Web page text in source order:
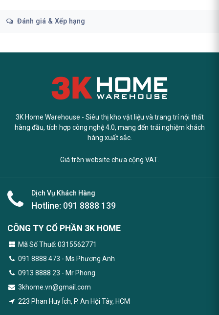
Đánh giá & Xếp hạng
3K Home Warehouse - Siêu thị kho vật liệu và trang trí nội thất
hàng đầu, tích hợp công nghệ 4.0, mang đến trải nghiệm khách
hàng xuất sắc.
Giá trên website chưa cộng VAT.
Dịch Vụ Khách Hàng
Hotline: 091 8888 139
CÔNG TY CỔ PHẦN 3K HOME
Mã Số Thuế: 0315562771
091 8888 473 - Ms Phương Anh
0913 8888 23 - Mr Phong
3khome.vn@gmail.com
223 Phan Huy Ích, P. An Hội Tây, HCM